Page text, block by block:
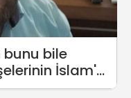
bunu bile
İslam'a